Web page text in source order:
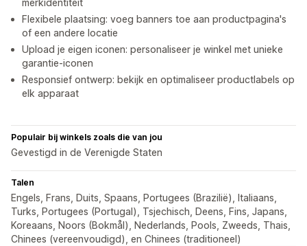
merkidentiteit
Flexibele plaatsing: voeg banners toe aan productpagina's
of een andere locatie
Upload je eigen iconen: personaliseer je winkel met unieke
garantie-iconen
Responsief ontwerp: bekijk en optimaliseer productlabels op
elk apparaat
Populair bij winkels zoals die van jou
Gevestigd in de Verenigde Staten
Talen
Engels, Frans, Duits, Spaans, Portugees (Brazilië), Italiaans,
Turks, Portugees (Portugal), Tsjechisch, Deens, Fins, Japans,
Koreaans, Noors (Bokmål), Nederlands, Pools, Zweeds, Thais,
Chinees (vereenvoudigd), en Chinees (traditioneel)